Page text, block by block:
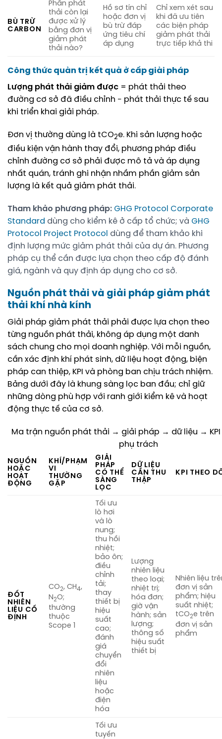
BÙ TRỪ
CARBON
Phần phát
thải còn lại
được xử lý
bằng đơn vị
giảm phát
thải nào?
Hồ sơ tín chỉ
hoặc đơn vị
bù trừ đáp
ứng tiêu chí
áp dụng
Chỉ xem xét sau
khi đã ưu tiên
các biện pháp
giảm phát thải
trực tiếp khả thi
Công thức quản trị kết quả ở cấp giải pháp
Lượng phát thải giảm được = phát thải theo
đường cơ sở đã điều chỉnh − phát thải thực tế sau
khi triển khai giải pháp.
Đơn vị thường dùng là tCO2e. Khi sản lượng hoặc
điều kiện vận hành thay đổi, phương pháp điều
chỉnh đường cơ sở phải được mô tả và áp dụng
nhất quán, tránh ghi nhận nhầm phần giảm sản
lượng là kết quả giảm phát thải.
Tham khảo phương pháp: GHG Protocol Corporate
Standard dùng cho kiểm kê ở cấp tổ chức; và GHG
Protocol Project Protocol dùng để tham khảo khi
định lượng mức giảm phát thải của dự án. Phương
pháp cụ thể cần được lựa chọn theo cấp độ đánh
giá, ngành và quy định áp dụng cho cơ sở.
Nguồn phát thải và giải pháp giảm phát
thải khí nhà kính
Giải pháp giảm phát thải phải được lựa chọn theo
từng nguồn phát thải, không áp dụng một danh
sách chung cho mọi doanh nghiệp. Với mỗi nguồn,
cần xác định khí phát sinh, dữ liệu hoạt động, biện
pháp can thiệp, KPI và phòng ban chịu trách nhiệm.
Bảng dưới đây là khung sàng lọc ban đầu; chỉ giữ
những dòng phù hợp với ranh giới kiểm kê và hoạt
động thực tế của cơ sở.
Ma trận nguồn phát thải → giải pháp → dữ liệu →
phụ trách
NGUỒN
HOẶC
HOẠT
ĐỘNG
KHÍ/PHẠM
VI
THƯỜNG
GẶP
GIẢI
PHÁP
CÓ THỂ
SÀNG
LỌC
DỮ LIỆU
CẦN THU
THẬP
KPI THEO
ĐỐT
NHIÊN
LIỆU CỐ
ĐỊNH
CO2, CH4,
N 2O;
thường
thuộc
Scope 1
Tối ưu
lò hơi
và lò
nung;
thu hồi
nhiệt;
bảo ôn;
điều
chỉnh
tải;
thay
thiết bị
hiệu
suất
cao;
đánh
giá
chuyển
đổi
nhiên
liệu
hoặc
điện
hóa
Lượng
nhiên liệu
theo loại;
nhiệt trị;
hóa đơn;
giờ vận
hành; sản
lượng;
thông số
hiệu suất
thiết bị
Nhiên liệu
đơn vị sản
phẩm; hiệu
suất nhiệt;
tCO2e trên
đơn vị sản
phẩm
Tối ưu
tuyến